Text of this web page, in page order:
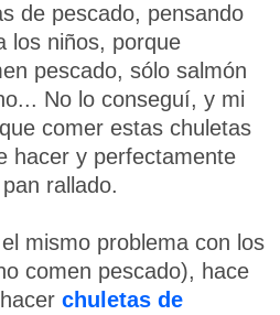
de pescado, pensando
los niños, porque
pescado, sólo salmón
No lo conseguí, y mi
comer estas chuletas
hacer y perfectamente
rallado.
mismo problema con los
comen pescado), hace
chuletas de